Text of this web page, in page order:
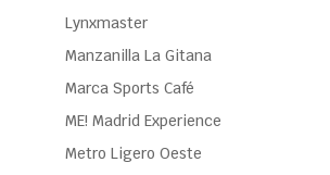
Lynxmaster
Manzanilla La Gitana
Marca Sports Café
ME! Madrid Experience
Metro Ligero Oeste